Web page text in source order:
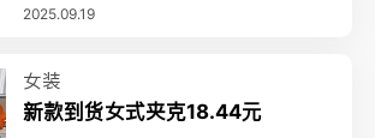
2025.09.19
女装
新款到货女式夹克18.44元